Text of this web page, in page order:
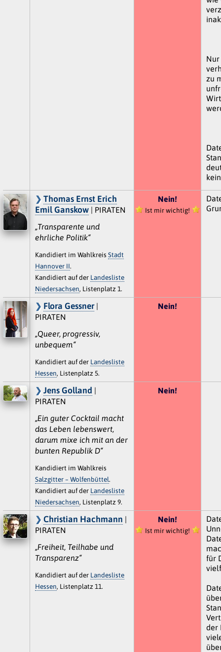
Nur
zu
Thomas Ernst Erich
Emil Ganskow| PIRATEN
„Transparente und
ehrliche Politik“
Kandidiert im Wahlkreis Stadt
Hannover II.
Kandidiert auf der Landesliste
Niedersachsen, Listenplatz 1.
Nein!
Ist mir wichtig!
Flora Gessner|
PIRATEN
„Queer, progressiv,
unbequem“
Kandidiert auf der Landesliste
Hessen, Listenplatz 5.
Nein!
Jens Golland |
PIRATEN
„Ein guter Cocktail macht
das Leben lebenswert,
darum mixe ich mit an der
bunten Republik D“
Kandidiert im Wahlkreis
Salzgitter – Wolfenbüttel.
Kandidiert auf der Landesliste
Niedersachsen, Listenplatz 9.
Nein!
Christian Hachmann |
PIRATEN
„Freiheit, Teilhabe und
Transparenz“
Kandidiert auf der Landesliste
Hessen, Listenplatz 11.
Nein!
Ist mir wichtig!
für
der